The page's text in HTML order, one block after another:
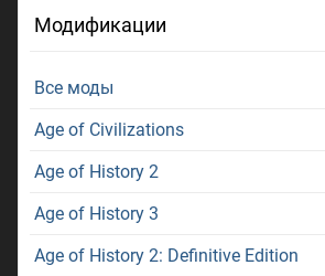
Модификации
Все моды
Age of Civilizations
Age of History 2
Age of History 3
Age of History 2: Definitive Edition